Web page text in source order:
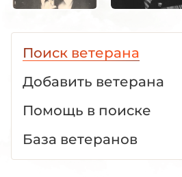
Поиск ветерана
Добавить ветерана
Помощь в поиске
База ветеранов